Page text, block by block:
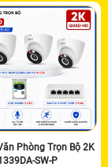
Phòng Trọn Bộ 2K
SW-P